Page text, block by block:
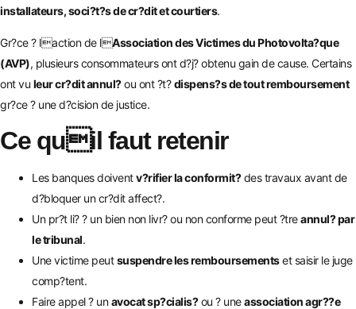
installateurs, soci?t?s de cr?dit et courtiers.
Gr?ce ? laction de lAssociation des Victimes du Photovolta?que
(AVP), plusieurs consommateurs ont d?j? obtenu gain de cause. Certains
ont vu leur cr?dit annul?ou ont ?t?dispens?s de tout remboursement
gr?ce ? une d?cision de justice.
Ce quil faut retenir
Les banques doiventv?rifier la conformit?des travaux avant de
d?bloquer un cr?dit affect?.
Un pr?t li? ? un bien non livr? ou non conforme peut ?treannul? par
le tribunal.
Une victime peutsuspendre les remboursementset saisir le juge
comp?tent.
Faire appel ? unavocat sp?cialis?ou ? uneassociation agr??e